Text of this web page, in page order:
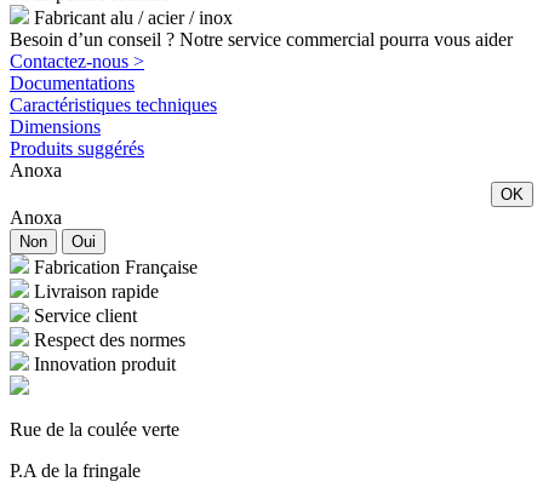
Fabricant alu / acier / inox
Besoin d’un conseil ? Notre service commercial pourra vous aider
Contactez-nous >
Documentations
Caractéristiques techniques
Dimensions
Produits suggérés
Anoxa
OK
Anoxa
Non Oui
Fabrication Française
Livraison rapide
Service client
Respect des normes
Innovation produit
Rue de la coulée verte
P.A de la fringale